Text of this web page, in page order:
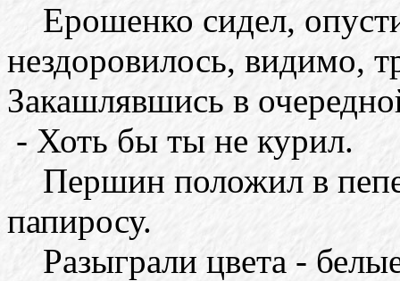
Ерошенко сидел,
нездоровилось, видимо,
Закашлявшись в
- Хоть бы ты не курил.
Першин положил в
папиросу.
Разыграли цвета -